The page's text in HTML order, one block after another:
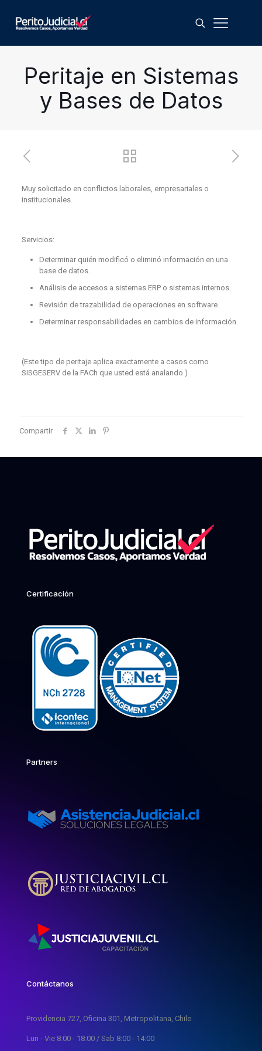
Peritaje en Sistemas
y Bases de Datos
Muy solicitado en conflictos laborales, empresariales o
institucionales.
Servicios:
Determinar quién modificó o eliminó información en una
base de datos.
Análisis de accesos a sistemas ERP o sistemas internos.
Revisión de trazabilidad de operaciones en software.
Determinar responsabilidades en cambios de información.
(Este tipo de peritaje aplica exactamente a casos como
SISGESERV de la FACh que usted está analando.)
Compartir
Certificación
Partners
Contáctanos
Providencia 727, Oficina 301, Metropolitana, Chile
Lun - Vie 8:00 - 18:00 / Sab 8:00 - 14:00